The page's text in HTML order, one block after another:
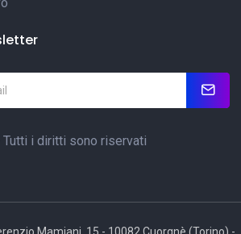
i diritti sono riservati